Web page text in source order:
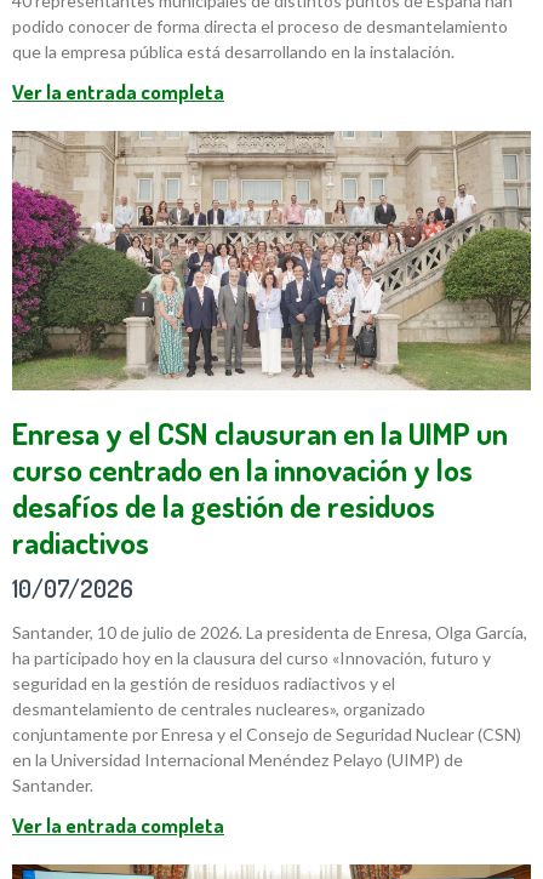
podido conocer de forma directa el proceso de desmantelamiento
que la empresa pública está desarrollando en la instalación.
Ver la entrada completa
Enresa y el CSN clausuran en la UIMP un
curso centrado en la innovación y los
desafíos de la gestión de residuos
radiactivos
10/07/2026
Santander, 10 de julio de 2026. La presidenta de Enresa, Olga García,
ha participado hoy en la clausura del curso «Innovación, futuro y
seguridad en la gestión de residuos radiactivos y el
desmantelamiento de centrales nucleares», organizado
conjuntamente por Enresa y el Consejo de Seguridad Nuclear (CSN)
en la Universidad Internacional Menéndez Pelayo (UIMP) de
Santander.
Ver la entrada completa